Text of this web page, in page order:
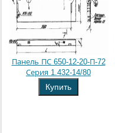
Панель ПС 650-12-20-П-72
Серия 1.432-14/80
Купить